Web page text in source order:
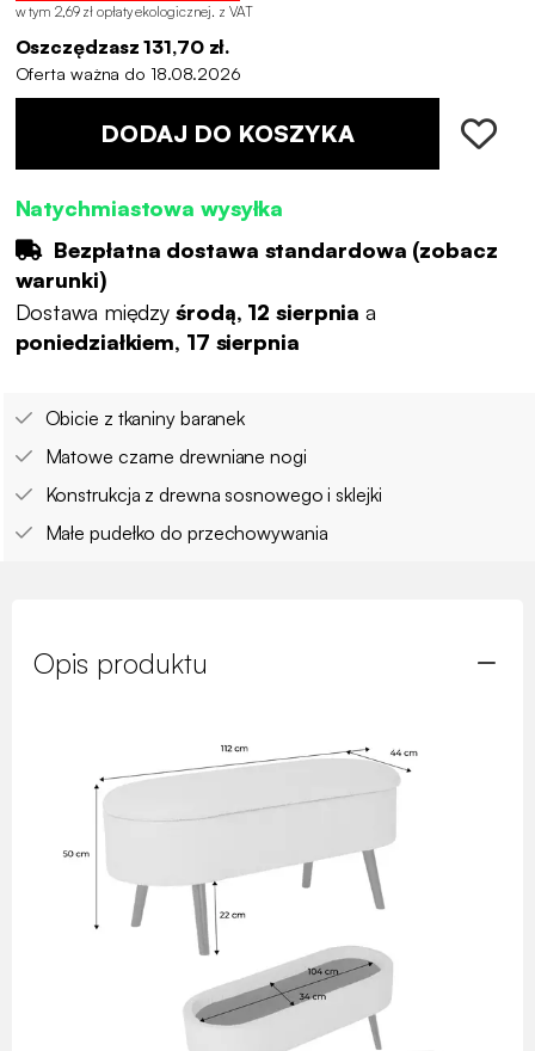
w tym 2,69 zł opłaty ekologicznej. z VAT
Oszczędzasz 131,70 zł.
Oferta ważna do 18.08.2026
DODAJ DO KOSZYKA
Natychmiastowa wysyłka
Bezpłatna dostawa standardowa (zobacz
warunki)
Dostawa między środą, 12 sierpnia a
poniedziałkiem, 17 sierpnia
Obicie z tkaniny baranek
Matowe czarne drewniane nogi
Konstrukcja z drewna sosnowego i sklejki
Małe pudełko do przechowywania
Opis produktu